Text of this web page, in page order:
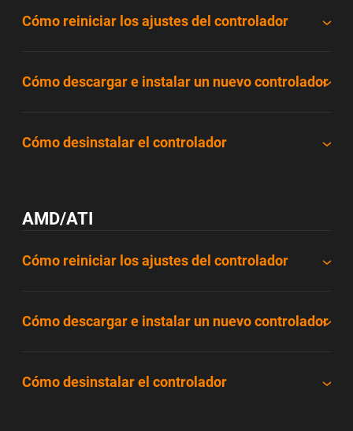
Cómo reiniciar los ajustes del controlador
Cómo descargar e instalar un nuevo controlador
Cómo desinstalar el controlador
AMD/ATI
Cómo reiniciar los ajustes del controlador
Cómo descargar e instalar un nuevo controlador
Cómo desinstalar el controlador